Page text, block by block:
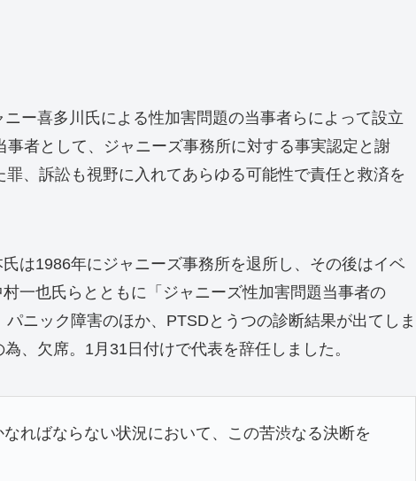
ー喜多川氏による性加害問題の当事者らによって設立
者として、ジャニーズ事務所に対する事実認定と謝
、訴訟も視野に入れてあらゆる可能性で責任と救済を
は1986年にジャニーズ事務所を退所し、その後はイベ
一也氏らとともに「ジャニーズ性加害問題当事者の
ニック障害のほか、PTSDとうつの診断結果が出てしま
、欠席。1月31日付けで代表を辞任しました。
ればならない状況において、この苦渋なる決断を